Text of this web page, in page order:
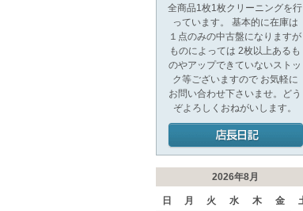
全商品1枚1枚クリーニングを行
っています。 基本的に在庫は
１点のみの中古盤になりますが
ものによっては 2枚以上あるも
のやアップできていないストッ
ク等ございますので お気軽に
お問い合わせ下さいませ。どう
ぞよろしくおねがいします。
2026年8月
日 月 火 水 木 金